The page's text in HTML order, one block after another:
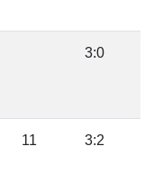
3:0
11 3:2